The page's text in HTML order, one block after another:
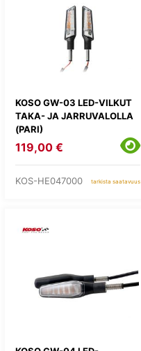
KOSO GW-03 LED-VILKUT
TAKA- JA JARRUVALOLLA
(PARI)
119,00 €
KOS-HE047000 tarkista saatavuus